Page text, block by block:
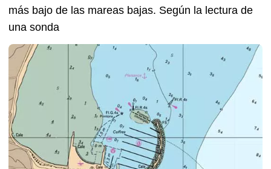
más bajo de las mareas bajas. Según la lectura de
una sonda